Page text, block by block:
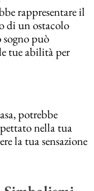
rappresentare il
di un ostacolo
sogno può
tue abilità per
potrebbe
nella tua
la tua sensazione